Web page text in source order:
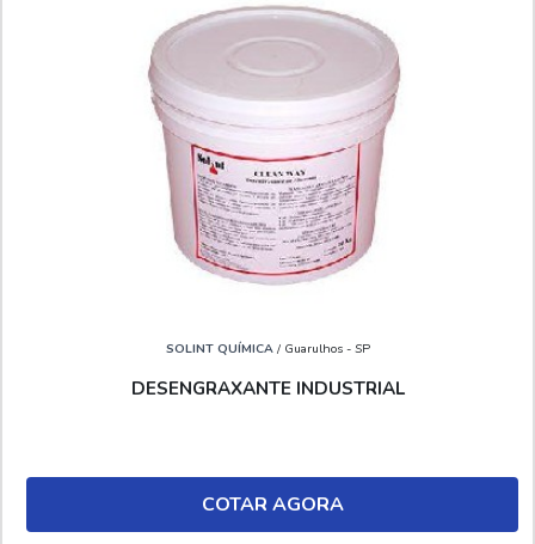
SOLINT QUÍMICA/ Guarulhos - SP
DESENGRAXANTE INDUSTRIAL
COTAR AGORA